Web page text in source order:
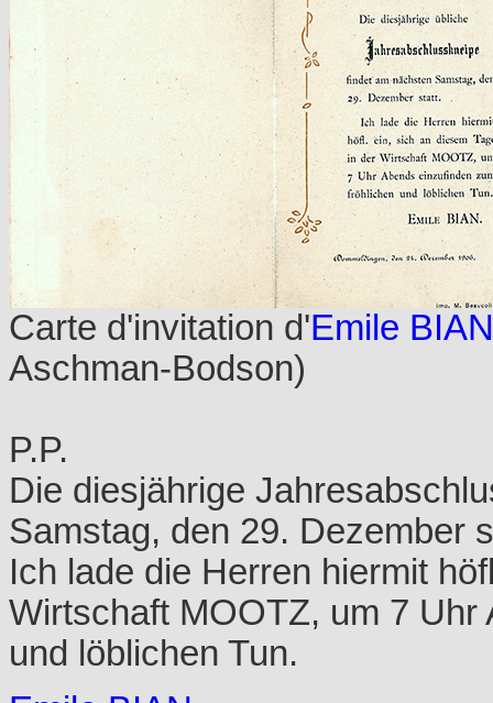
Carte d'invitation d'Emile
Aschman-Bodson)
P.P.
Die diesjährige
Samstag, den 29. Dezember
Ich lade die Herren hiermit
Wirtschaft MOOTZ, um 7
und löblichen Tun.